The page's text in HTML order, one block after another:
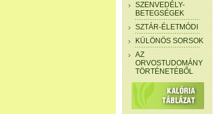
SZENVEDÉLY-
BETEGSÉGEK
SZTÁR-ÉLETMÓDI
KÜLÖNÖS SORSOK
AZ
ORVOSTUDOMÁNY
TÖRTÉNETÉBŐL